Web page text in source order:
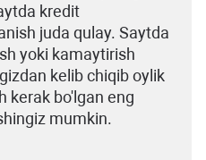
kredit
juda qulay. Saytda
yoki kamaytirish
kelib chiqib oylik
kerak bo'lgan eng
mumkin.